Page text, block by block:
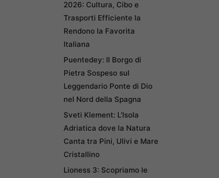
2026: Cultura, Cibo e
Trasporti Efficiente la
Rendono la Favorita
Italiana
Puentedey: Il Borgo di
Pietra Sospeso sul
Leggendario Ponte di Dio
nel Nord della Spagna
Sveti Klement: L’Isola
Adriatica dove la Natura
Canta tra Pini, Ulivi e Mare
Cristallino
Lioness 3: Scopriamo le